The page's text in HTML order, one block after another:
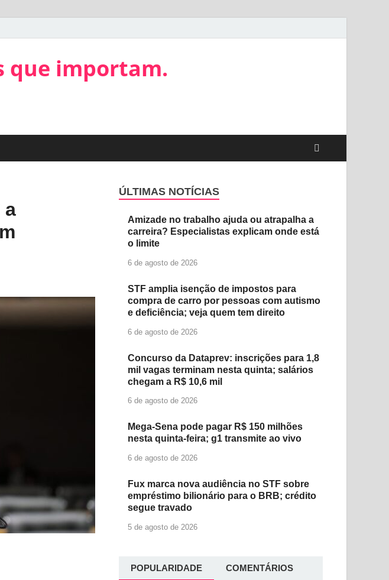
que importam.
a
ÚLTIMAS NOTÍCIAS
Amizade no trabalho ajuda ou atrapalha a
carreira? Especialistas explicam onde está
o limite
6 de agosto de 2026
STF amplia isenção de impostos para
compra de carro por pessoas com autismo
e deficiência; veja quem tem direito
6 de agosto de 2026
Concurso da Dataprev: inscrições para 1,8
mil vagas terminam nesta quinta; salários
chegam a R$ 10,6 mil
6 de agosto de 2026
Mega-Sena pode pagar R$ 150 milhões
nesta quinta-feira; g1 transmite ao vivo
6 de agosto de 2026
Fux marca nova audiência no STF sobre
empréstimo bilionário para o BRB; crédito
segue travado
5 de agosto de 2026
POPULARIDADE COMENTÁRIOS